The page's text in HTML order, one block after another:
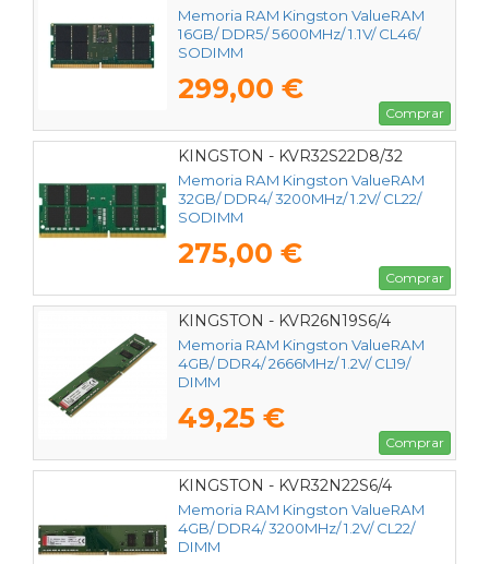
Memoria RAM Kingston ValueRAM
16GB/ DDR5/ 5600MHz/ 1.1V/ CL46/
SODIMM
299,00 €
Comprar
KINGSTON - KVR32S22D8/32
Memoria RAM Kingston ValueRAM
32GB/ DDR4/ 3200MHz/ 1.2V/ CL22/
SODIMM
275,00 €
Comprar
KINGSTON - KVR26N19S6/4
Memoria RAM Kingston ValueRAM
4GB/ DDR4/ 2666MHz/ 1.2V/ CL19/
DIMM
49,25 €
Comprar
KINGSTON - KVR32N22S6/4
Memoria RAM Kingston ValueRAM
4GB/ DDR4/ 3200MHz/ 1.2V/ CL22/
DIMM